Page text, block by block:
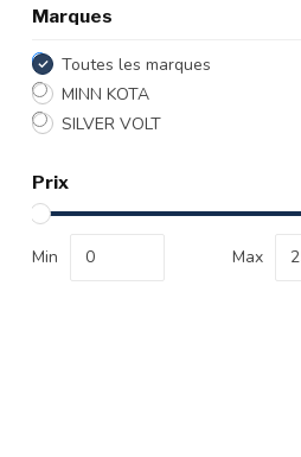
Marques
Toutes les marques
MINN KOTA
SILVER VOLT
Prix
Min Max